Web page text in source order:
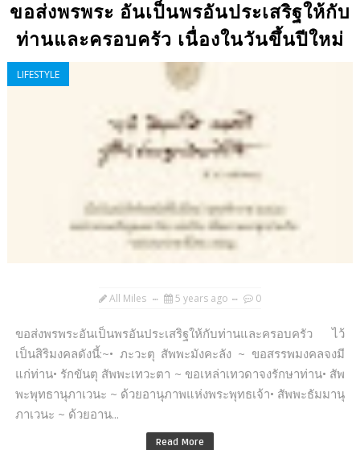
ขอส่งพรพระ อันเป็นพรอันประเสริฐให้กับ
ท่านและครอบครัว เนื่องในวันขึ้นปีใหม่
LIFESTYLE
All Miles 5 years ago 0
ขอส่งพรพระอันเป็นพรอันประเสริฐให้กับท่านและครอบครัว ไว้
เป็นสิริมงคลดังนี้:~• ภะวะตุ สัพพะมังคะลัง ~ ขอสรรพมงคลจงมี
แก่ท่าน• รักขันตุ สัพพะเทวะตา ~ ขอเหล่าเทวดาจงรักษาท่าน• สัพ
พะพุทธานุภาเวนะ ~ ด้วยอานุภาพแห่งพระพุทธเจ้า• สัพพะธัมมานุ
ภาเวนะ ~ ด้วยอาน...
Read More